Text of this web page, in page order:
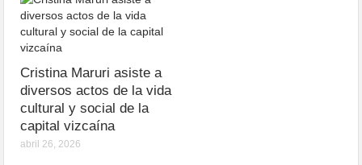
Cristina Maruri asiste a
diversos actos de la vida
cultural y social de la
capital vizcaína
abril 26, 2026